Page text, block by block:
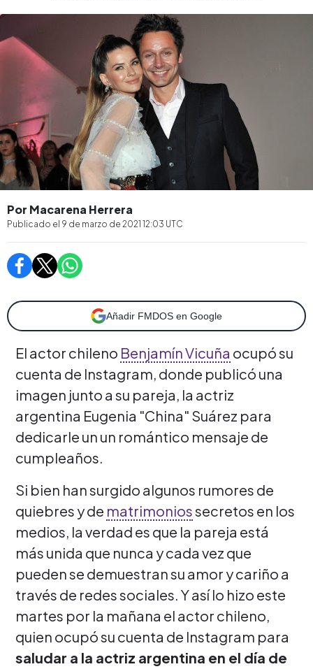
Por Macarena Herrera
Publicado el 9 de marzo de 2021 12:03 UTC
Añadir FMDOS en Google
El actor chileno Benjamín Vicuña ocupó su
cuenta de Instagram, donde publicó una
imagen junto a su pareja, la actriz
argentina Eugenia "China" Suárez para
dedicarle un un romántico mensaje de
cumpleaños.
Si bien han surgido algunos rumores de
quiebres y de matrimoniossecretos en los
medios, la verdad es que la pareja está
más unida que nunca y cada vez que
pueden se demuestran su amor y cariño a
través de redes sociales. Y así lo hizo este
martes por la mañana el actor chileno,
quien ocupó su cuenta de Instagram para
saludar a la actriz argentina en el día de